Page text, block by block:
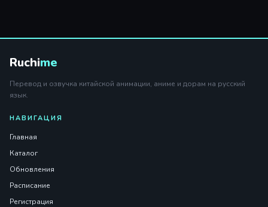
Ruchime
Перевод и озвучка китайской анимации, аниме и дорам на русский
язык.
НАВИГАЦИЯ
Главная
Каталог
Обновления
Расписание
Регистрация